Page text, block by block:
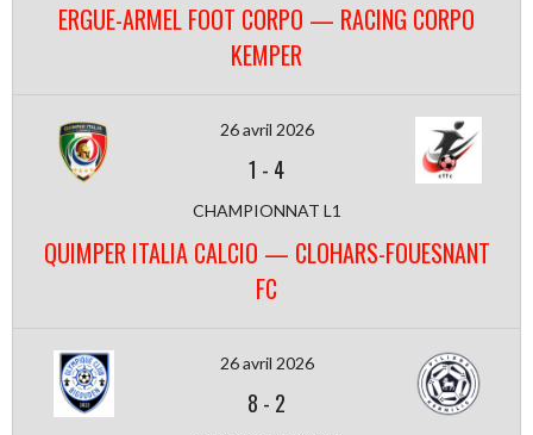
ERGUE-ARMEL FOOT CORPO — RACING CORPO
KEMPER
26 avril 2026
1 - 4
CHAMPIONNAT L1
QUIMPER ITALIA CALCIO — CLOHARS-FOUESNANT
FC
26 avril 2026
8 - 2